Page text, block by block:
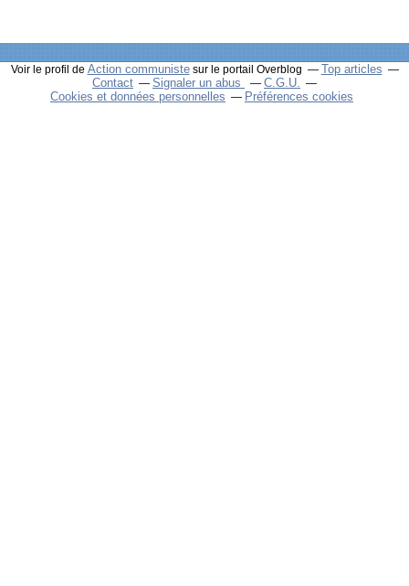
Voir le profil de Action communistesur le portail Overblog
Top articles
Contact
Signaler un abus
C.G.U.
Cookies et données personnelles
Préférences cookies